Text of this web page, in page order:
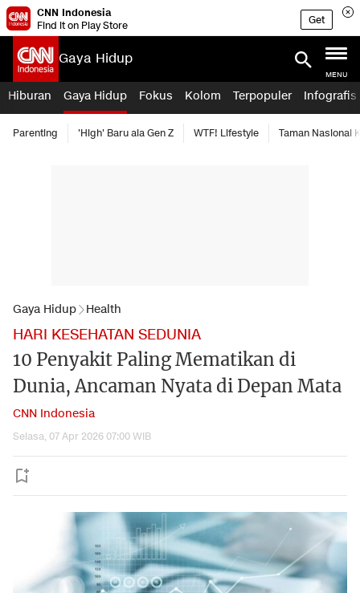
CNN Indonesia
Find it on Play Store
Get
Gaya Hidup
MENU
Hiburan Gaya Hidup Fokus Kolom Terpopuler Infografis
Parenting 'High' Baru ala Gen Z WTF! Lifestyle Taman Nasional
Gaya Hidup Health
HARI KESEHATAN SEDUNIA
10 Penyakit Paling Mematikan di
Dunia, Ancaman Nyata di Depan Mata
CNN Indonesia
Selasa, 07 Apr 2026 07:00 WIB